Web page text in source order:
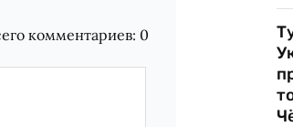
комментариев: 0